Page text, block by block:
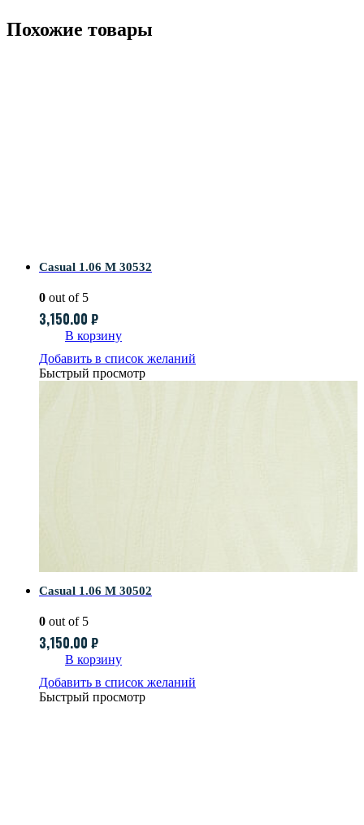
Похожие товары
Casual 1.06 M 30532
0 out of 5
3,150.00 ₽
В корзину
Добавить в список желаний
Быстрый просмотр
Casual 1.06 M 30502
0 out of 5
3,150.00 ₽
В корзину
Добавить в список желаний
Быстрый просмотр